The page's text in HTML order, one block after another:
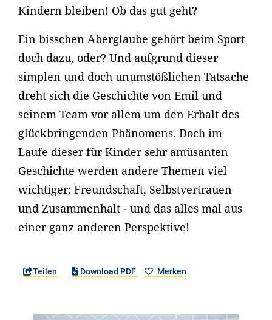
Kindern bleiben! Ob das gut geht?
Ein bisschen Aberglaube gehört beim Sport
doch dazu, oder? Und aufgrund dieser
simplen und doch unumstößlichen Tatsache
dreht sich die Geschichte von Emil und
seinem Team vor allem um den Erhalt des
glückbringenden Phänomens. Doch im
Laufe dieser für Kinder sehr amüsanten
Geschichte werden andere Themen viel
wichtiger: Freundschaft, Selbstvertrauen
und Zusammenhalt - und das alles mal aus
einer ganz anderen Perspektive!
Teilen Download PDF Merken